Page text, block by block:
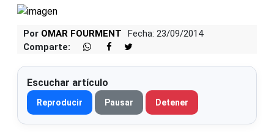
Por OMAR FOURMENT
Fecha: 23/09/2014
Comparte:
Escuchar artículo
Reproducir Pausar Detener